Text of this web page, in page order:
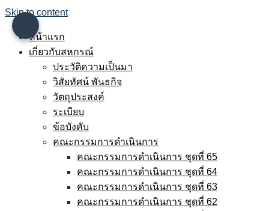
Skip to content
หน้าแรก
เกี่ยวกับสหกรณ์
ประวัติความเป็นมา
วิสัยทัศน์ พันธกิจ
วัตถุประสงค์
ระเบียบ
ข้อบังคับ
คณะกรรมการดำเนินการ
คณะกรรมการดำเนินการ ชุดที่ 65
คณะกรรมการดำเนินการ ชุดที่ 64
คณะกรรมการดำเนินการ ชุดที่ 63
คณะกรรมการดำเนินการ ชุดที่ 62